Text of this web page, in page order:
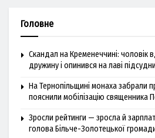
Головне
Скандал на Кременеччині: чоловік
дружину і опинився на лаві
На Тернопільщині монаха забрали
пояснили мобілізацію священника
Зросли рейтинги — зросла й
голова Більче-Золотецької